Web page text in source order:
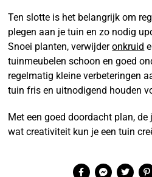
Ten slotte is het belangrijk om
plegen aan je tuin en zo nodig
Snoei planten, verwijderonkruid
tuinmeubelen schoon en goed
regelmatig kleine verbeteringen
tuin fris en uitnodigend houden
Met een goed doordacht plan,
wat creativiteit kun je een tuin